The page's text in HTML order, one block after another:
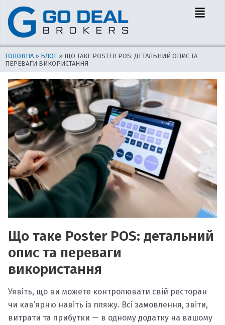
Перейти
до
вмісту
Menu
ГОЛОВНА » БЛОГ » ЩО ТАКЕ POSTER POS: ДЕТАЛЬНИЙ ОПИС ТА
ПЕРЕВАГИ ВИКОРИСТАННЯ
Що таке Poster POS: детальний
опис та переваги
використання
Уявіть, що ви можете контролювати свій ресторан
чи кав’ярню навіть із пляжу. Всі замовлення, звіти,
витрати та прибутки — в одному додатку на вашому
Навігація
по
запису